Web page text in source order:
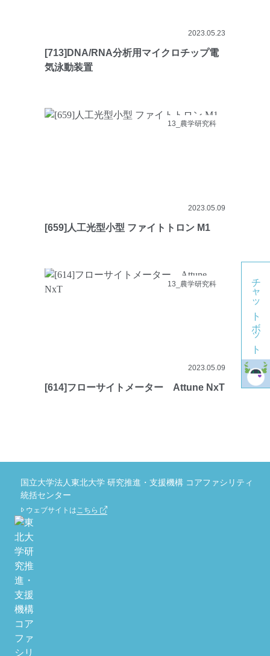
2023.05.23
[713]DNA/RNA分析用マイクロチップ電
気泳動装置
13_農学研究科
2023.05.09
[659]人工光型小型 ファイトトロン M1
13_農学研究科
2023.05.09
[614]フローサイトメーター Attune NxT
チャットボット
国立大学法人東北大学 研究推進・支援機構 コアファシリティ
統括センター
ウェブサイトはこちら